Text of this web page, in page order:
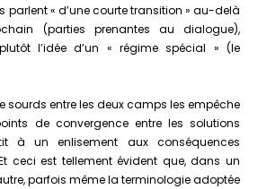
parlent « d’une courte transition » au-delà
(parties prenantes au dialogue),
l’idée d’un « régime spécial » (le
sourds entre les deux camps les empêche
de convergence entre les solutions
à un enlisement aux conséquences
ceci est tellement évident que, dans un
parfois même la terminologie adoptée